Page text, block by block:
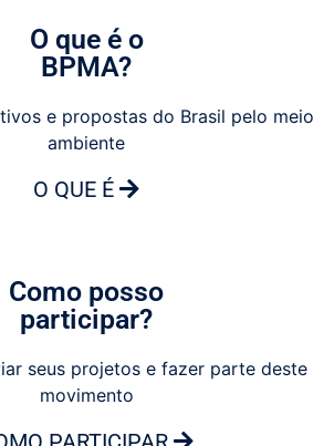
O que é o
BPMA?
e propostas do Brasil pelo meio
ambiente
O QUE É
Como posso
participar?
seus projetos e fazer parte deste
movimento